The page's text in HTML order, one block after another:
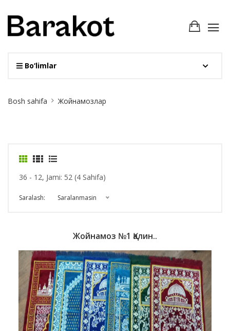
Bo‘limlar
Breadcrumb
Bosh sahifa Жойнамозлар
36 - 12, Jami: 52 (4 Sahifa)
Saralash: Saralanmasin
Жойнамоз №1 Қалин..